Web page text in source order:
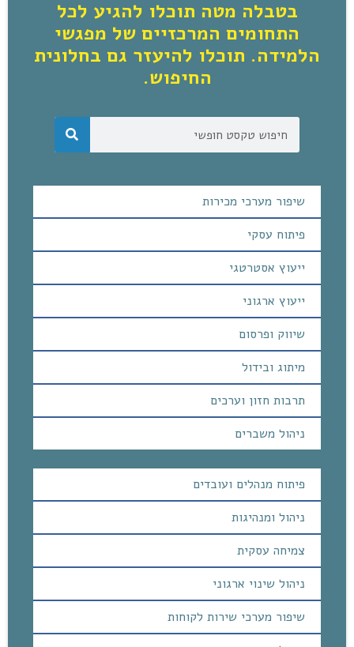
בטבלה מטה תוכלו להגיע לכל
התחומים המרכזיים של מפגשי
הלמידה. תוכלו להיעזר גם בחלונית
החיפוש.
שיפור מערכי מכירות
פיתוח עסקי
ייעוץ אסטרטגי
ייעוץ ארגוני
שיווק ופרסום
מיתוג ובידול
תרבות חזון וערכים
ניהול משברים
פיתוח מנהלים ועובדים
ניהול ומנהיגות
צמיחה עסקית
ניהול שינוי ארגוני
שיפור מערכי שירות לקוחות